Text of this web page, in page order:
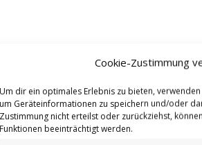
Cookie-Zustimmung
Um dir ein optimales Erlebnis zu bieten,
um Geräteinformationen zu speichern und/oder
Zustimmung nicht erteilst oder zurückziehst,
Funktionen beeinträchtigt werden.